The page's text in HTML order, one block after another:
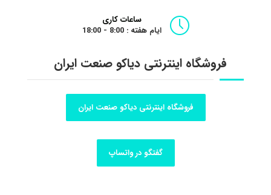
ساعات کاری
ایام هفته : 8:00 - 18:00
فروشگاه اینترنتی دیاکو صنعت ایران
فروشگاه اینترنتی دیاکو صنعت ایران
گفتگو در واتساپ